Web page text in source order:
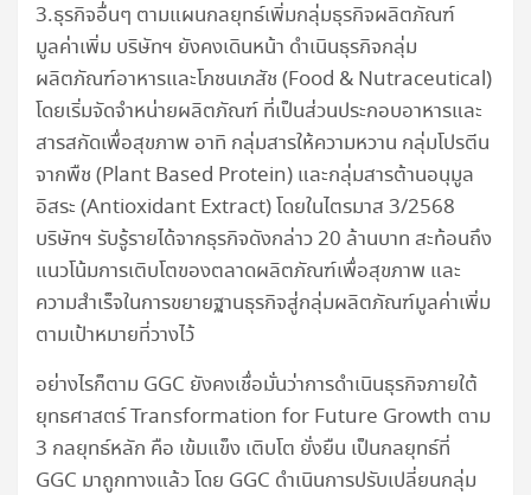
3.ธุรกิจอื่นๆ ตามแผนกลยุทธ์เพิ่มกลุ่มธุรกิจผลิตภัณฑ์
มูลค่าเพิ่ม บริษัทฯ ยังคงเดินหน้า ดำเนินธุรกิจกลุ่ม
ผลิตภัณฑ์อาหารและโภชนเภสัช (Food & Nutraceutical)
โดยเริ่มจัดจำหน่ายผลิตภัณฑ์ ที่เป็นส่วนประกอบอาหารและ
สารสกัดเพื่อสุขภาพ อาทิ กลุ่มสารให้ความหวาน กลุ่มโปรตีน
จากพืช (Plant Based Protein) และกลุ่มสารต้านอนุมูล
อิสระ (Antioxidant Extract) โดยในไตรมาส 3/2568
บริษัทฯ รับรู้รายได้จากธุรกิจดังกล่าว 20 ล้านบาท สะท้อนถึง
แนวโน้มการเติบโตของตลาดผลิตภัณฑ์เพื่อสุขภาพ และ
ความสำเร็จในการขยายฐานธุรกิจสู่กลุ่มผลิตภัณฑ์มูลค่าเพิ่ม
ตามเป้าหมายที่วางไว้
อย่างไรก็ตาม GGC ยังคงเชื่อมั่นว่าการดำเนินธุรกิจภายใต้
ยุทธศาสตร์ Transformation for Future Growth ตาม
3 กลยุทธ์หลัก คือ เข้มแข็ง เติบโต ยั่งยืน เป็นกลยุทธ์ที่
GGC มาถูกทางแล้ว โดย GGC ดำเนินการปรับเปลี่ยนกลุ่ม